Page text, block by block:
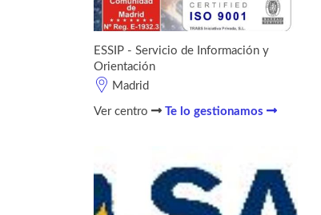
ESSIP - Servicio de Información y
Orientación
Madrid
Ver centro Te lo gestionamos